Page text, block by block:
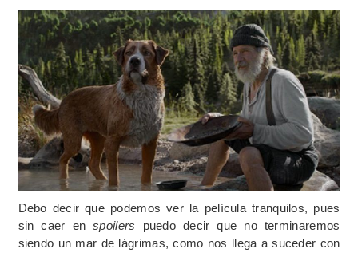
Debo decir que podemos ver la película tranquilos, pues
sin caer enspoilers puedo decir que no terminaremos
siendo un mar de lágrimas, como nos llega a suceder con